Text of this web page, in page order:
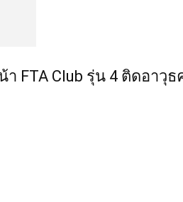
น้า FTA Club รุ่น 4 ติดอา